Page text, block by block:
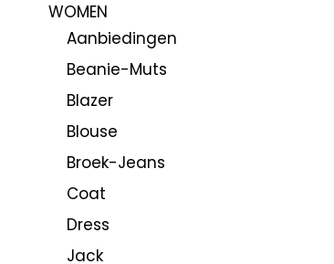
WOMEN
Aanbiedingen
Beanie-Muts
Blazer
Blouse
Broek-Jeans
Coat
Dress
Jack